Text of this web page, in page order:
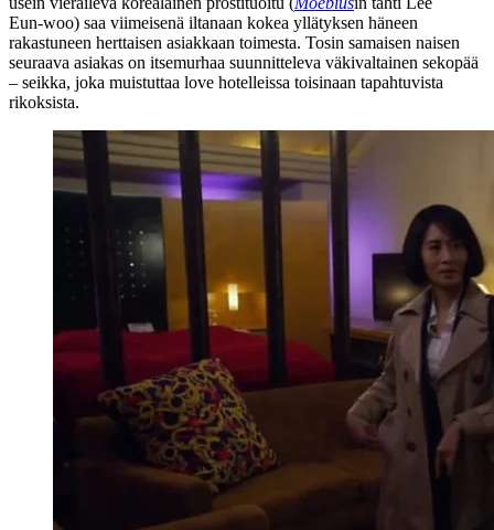
Eun‑woo) saa viimeisenä iltanaan kokea yllätyksen häneen
rakastuneen herttaisen asiakkaan toimesta. Tosin samaisen naisen
seuraava asiakas on itsemurhaa suunnitteleva väkivaltainen sekopää
– seikka, joka muistuttaa love hotelleissa toisinaan tapahtuvista
rikoksista.